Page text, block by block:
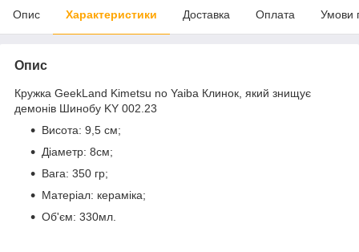
Опис Характеристики Доставка Оплата Умови
Опис
Кружка GeekLand Kimetsu no Yaiba Клинок, який знищує
демонів Шинобу KY 002.23
Висота: 9,5 см;
Діаметр: 8см;
Вага: 350 гр;
Матеріал: кераміка;
Об'єм: 330мл.